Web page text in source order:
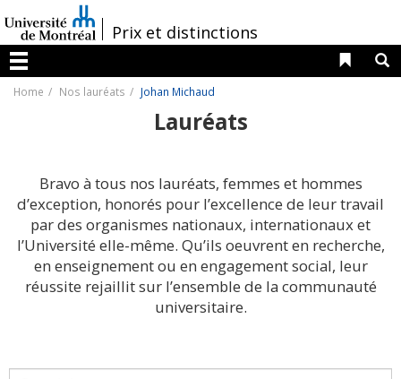
au
contenu
/Prix et distinctions
Menu
Liens
Home Nos lauréats Johan Michaud
Lauréats
Bravo à tous nos lauréats, femmes et hommes
d’exception, honorés pour l’excellence de leur travail
par des organismes nationaux, internationaux et
l’Université elle-même. Qu’ils oeuvrent en recherche,
en enseignement ou en engagement social, leur
réussite rejaillit sur l’ensemble de la communauté
universitaire.